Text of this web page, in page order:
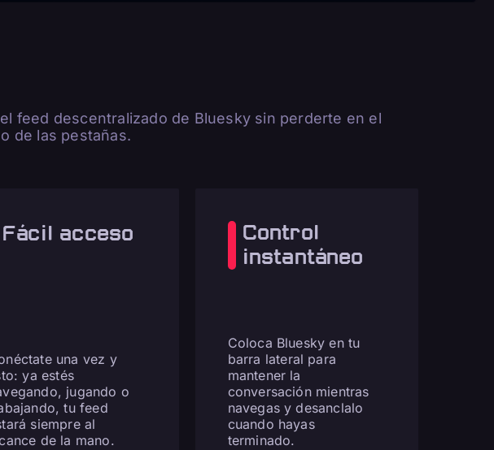
feed descentralizado de Bluesky sin perderte en el
de las pestañas.
Fácil acceso
una vez y
ya estés
jugando o
tu feed
siempre al
de la mano.
Control
instantáneo
Coloca Bluesky en tu
barra lateral para
mantener la
conversación mientras
navegas y desanclalo
cuando hayas
terminado.